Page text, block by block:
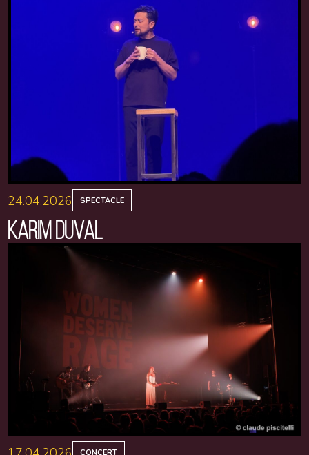
24.04.2026 SPECTACLE
KARIM DUVAL
CONCERT